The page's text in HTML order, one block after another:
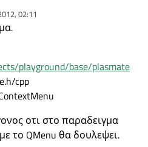
02:11
playground/base/plasmate
cpp
οτι στο παραδειγμα
το QMenu θα δουλεψει.